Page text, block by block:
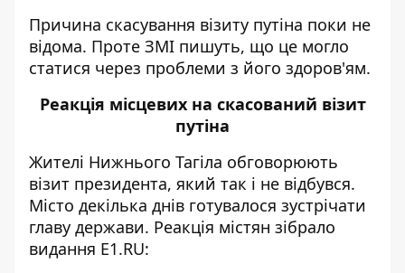
Причина скасування візиту путіна поки не
відома. Проте ЗМІ пишуть, що це могло
статися через проблеми з його здоров'ям.
Реакція місцевих на скасований візит
путіна
Жителі Нижнього Тагіла обговорюють
візит президента, який так і не відбувся.
Місто декілька днів готувалося зустрічати
главу держави. Реакція містян зібрало
видання E1.RU: